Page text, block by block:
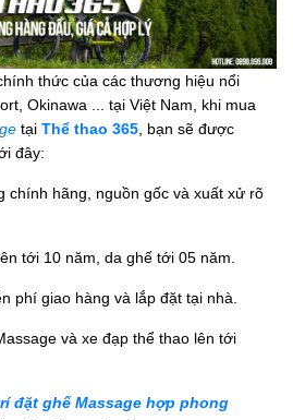
thức của các thương hiệu nổi
Okinawa ... tại Việt Nam, khi mua
tại Thể thao 365, bạn sẽ được
đây:
chính hãng, nguồn gốc và xuất xử rõ
tới 10 năm, da ghế tới 05 năm.
phí giao hàng và lắp đặt tại nhà.
và xe đạp thể thao lên tới
đặt ghế Massage hợp phong